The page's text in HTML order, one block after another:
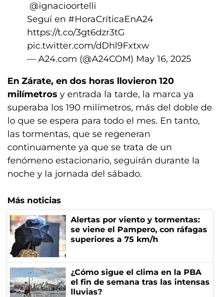
@ignacioortelli
Seguí en #HoraCríticaEnA24
https://t.co/3gt6dzr3tG
pic.twitter.com/dDhl9Fxtxw
— A24.com (@A24COM) May 16, 2025
En Zárate, en dos horas llovieron 120
milímetros y entrada la tarde, la marca ya
superaba los 190 milímetros, más del doble de
lo que se espera para todo el mes. En tanto,
las tormentas, que se regeneran
continuamente ya que se trata de un
fenómeno estacionario, seguirán durante la
noche y la jornada del sábado.
Más noticias
Alertas por viento y tormentas:
se viene el Pampero, con ráfagas
superiores a 75 km/h
¿Cómo sigue el clima en la PBA
el fin de semana tras las intensas
lluvias?